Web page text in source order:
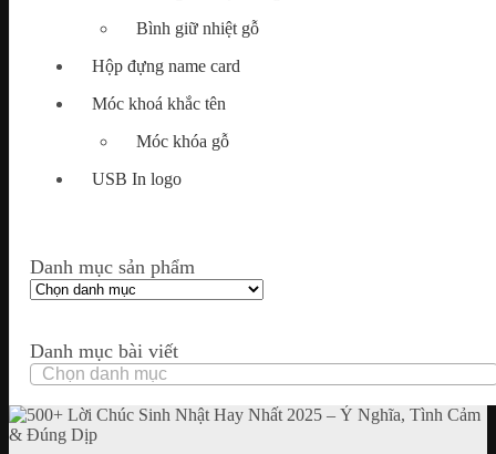
Bình giữ nhiệt gỗ
Hộp đựng name card
Móc khoá khắc tên
Móc khóa gỗ
USB In logo
Danh mục sản phẩm
Danh mục bài viết
Danh
mục
bài
viết